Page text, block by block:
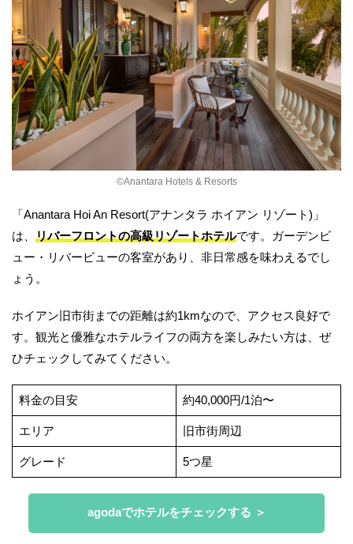
©︎Anantara Hotels & Resorts
「Anantara Hoi An Resort(アナンタラ ホイアン リゾート)」
は、 リバーフロントの高級リゾートホテルです。ガーデンビ
ュー・リバービューの客室があり、非日常感を味わえるでし
ょう。
ホイアン旧市街までの距離は約1kmなので、アクセス良好で
す。観光と優雅なホテルライフの両方を楽しみたい方は、ぜ
ひチェックしてみてください。
料金の目安 約40,000円/1泊〜
エリア 旧市街周辺
グレード 5つ星
agodaでホテルをチェックする ＞